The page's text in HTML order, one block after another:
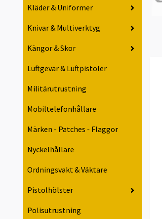
Kläder & Uniformer
Knivar & Multiverktyg
Kängor & Skor
Luftgevär & Luftpistoler
Militärutrustning
Mobiltelefonhållare
Märken - Patches - Flaggor
Nyckelhållare
Ordningsvakt & Väktare
Pistolhölster
Polisutrustning